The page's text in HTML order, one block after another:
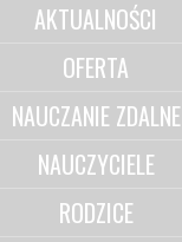
AKTUALNOŚCI
OFERTA
NAUCZANIE ZDALNE
NAUCZYCIELE
RODZICE